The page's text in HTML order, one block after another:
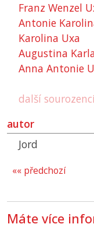
Franz Wenzel
Antonie
Karolina Uxa
Augustina
Anna Antonie
další
autor
Jord
«« předchozí
Máte více